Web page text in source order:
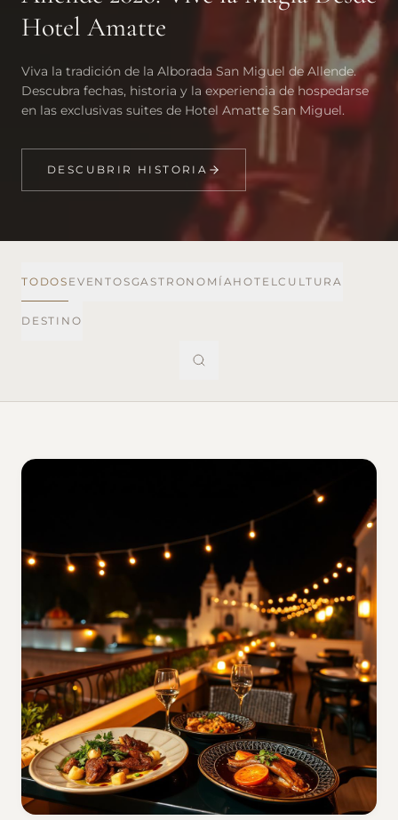
Hotel Amatte
Viva la tradición de la Alborada San Miguel de Allende.
Descubra fechas, historia y la experiencia de hospedarse
en las exclusivas suites de Hotel Amatte San Miguel.
DESCUBRIR HISTORIA
TODOS EVENTOSGASTRONOMÍAHOTELCULTURA
DESTINO